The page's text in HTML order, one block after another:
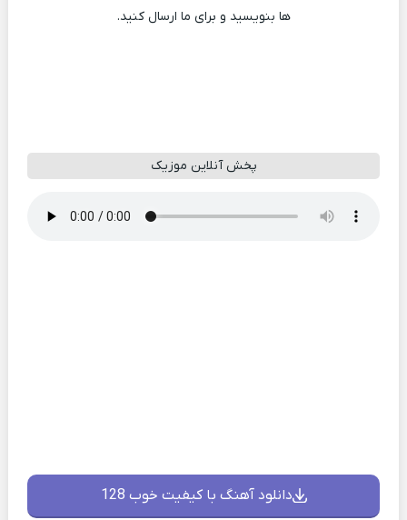
ها بنویسید و برای ما ارسال کنید.
پخش آنلاین موزیک
دانلود آهنگ با کیفیت خوب 128